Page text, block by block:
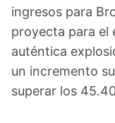
ingresos para
proyecta para el
auténtica
un incremento
superar los